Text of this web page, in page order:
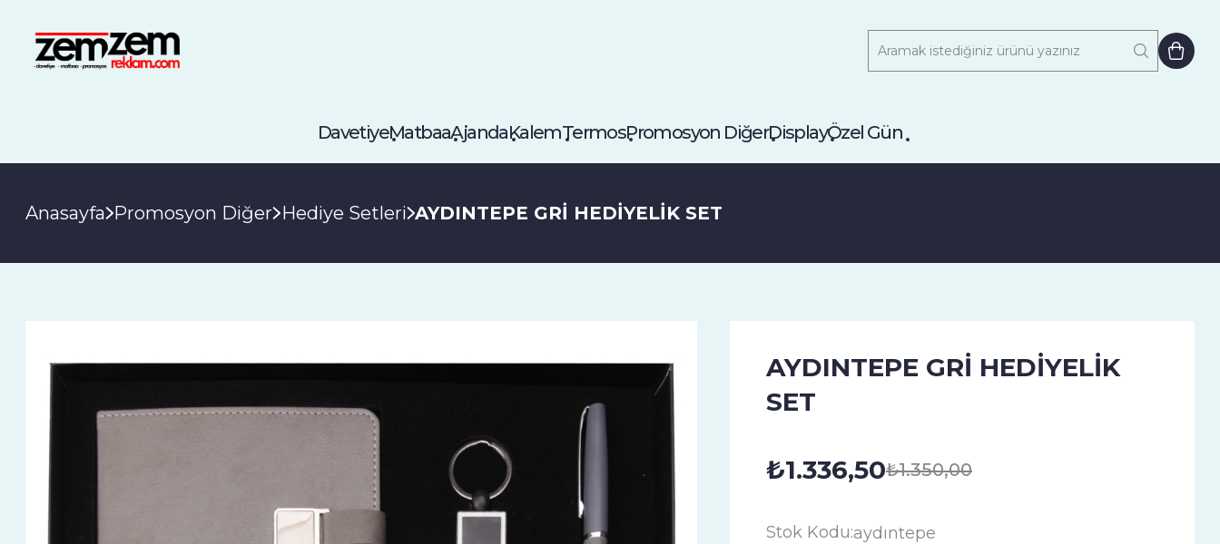
DavetiyeMatbaaAjandaKalemTermosPromosyon DiğerDisplayÖzel Gün
Anasayfa Promosyon Diğer Hediye Setleri AYDINTEPE GRİ HEDİYELİK SET
AYDINTEPE GRİ HEDİYELİK
SET
₺1.336,50₺1.350,00
Stok Kodu:aydıntepe